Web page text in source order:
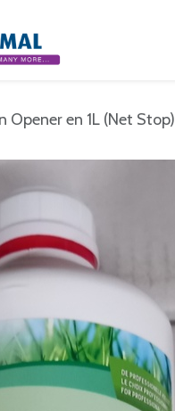
Opener en 1L (Net Stop)